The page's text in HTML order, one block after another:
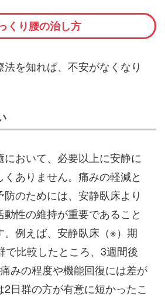
くり腰の治し方
を知れば、不安がなくなり
において、必要以上に安静に
ありません。痛みの軽減と
のためには、安静臥床より
動性の維持が重要であること
。例えば、安静臥床（※）期
で比較したところ、3週間後
みの程度や機能回復には差が
日群の方が有意に短かったこ